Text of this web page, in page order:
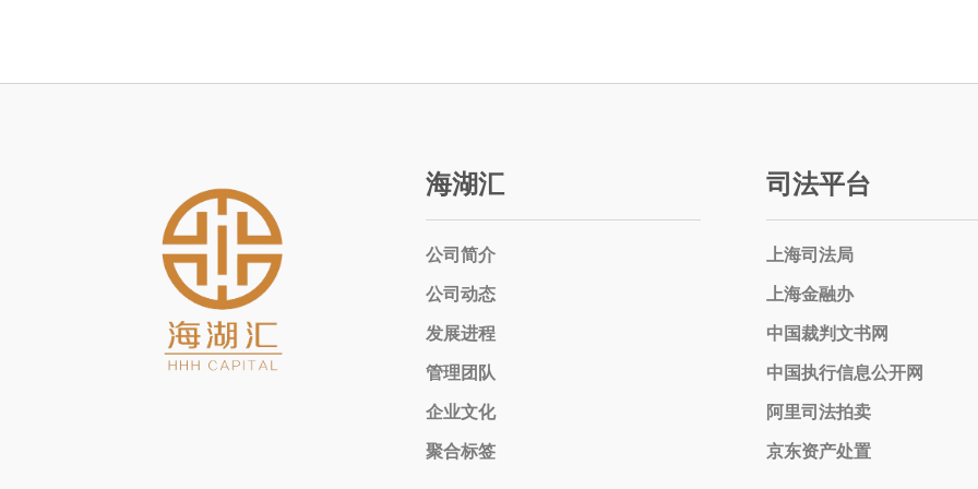
海湖汇
公司简介
公司动态
发展进程
管理团队
企业文化
聚合标签
司法平台
上海司法局
上海金融办
中国裁判文书网
中国执行信息公开网
阿里司法拍卖
京东资产处置